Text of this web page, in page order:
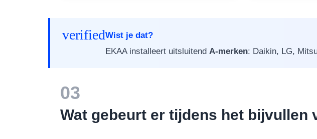
verifiedWist je dat?
EKAA installeert uitsluitend A-merken: Daikin, LG,
03
Wat gebeurt er tijdens het bijvullen